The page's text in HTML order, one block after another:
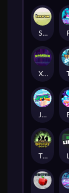
Stick'em
Xpander
Joker Bombs
The Bowery Boys